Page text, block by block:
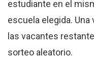
estudiante en el
escuela elegida.
las vacantes
sorteo aleatorio.